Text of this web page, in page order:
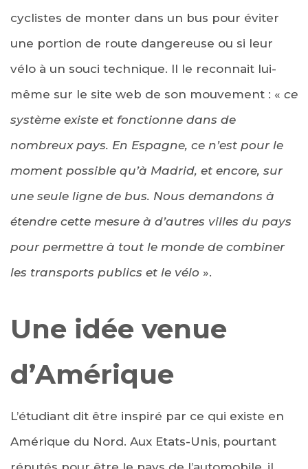
cyclistes de monter dans un bus pour éviter
une portion de route dangereuse ou si leur
vélo à un souci technique. Il le reconnait lui-
même sur le site web de son mouvement : « ce
système existe et fonctionne dans de
nombreux pays. En Espagne, ce n’est pour le
moment possible qu’à Madrid, et encore, sur
une seule ligne de bus. Nous demandons à
étendre cette mesure à d’autres villes du pays
pour permettre à tout le monde de combiner
les transports publics et le vélo ».
Une idée venue
d’Amérique
L’étudiant dit être inspiré par ce qui existe en
Amérique du Nord. Aux Etats-Unis, pourtant